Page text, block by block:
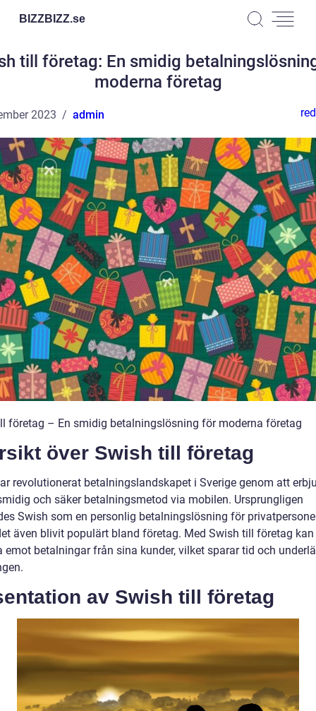
BIZZBIZZ.se
till företag: En smidig
moderna företag
2023 admin
företag – En smidig betalningslösning för moderna företag
över Swish till företag
revolutionerat betalningslandskapet i Sverige genom att
och säker betalningsmetod via mobilen. Ursprungligen
Swish som en personlig betalningslösning för
även blivit populärt bland företag. Med Swish till företag
emot betalningar från sina kunder, vilket sparar tid och
av Swish till företag